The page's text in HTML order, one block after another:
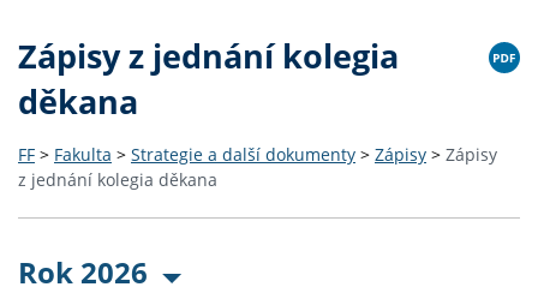
Zápisy z jednání kolegia
děkana
FF > Fakulta > Strategie a další dokumenty > Zápisy > Zápisy
z jednání kolegia děkana
Rok 2026